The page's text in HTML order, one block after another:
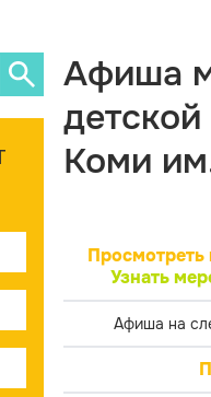
Афиша
Коми
Просмотреть
Узнать
Афиша на